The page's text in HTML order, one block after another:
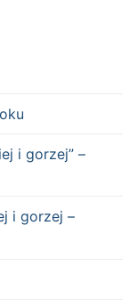
i gorzej” –
i gorzej –